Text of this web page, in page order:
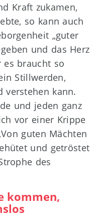
Kraft zukamen,
so kann auch
„guter
und das Herz
es braucht so
Stillwerden,
verstehen kann.
und jeden ganz
vor einer Krippe
guten Mächten
und getröstet
des
kommen,